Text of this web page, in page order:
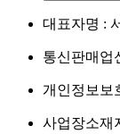
대표자명 :
통신판매업
개인정보보
사업장소재